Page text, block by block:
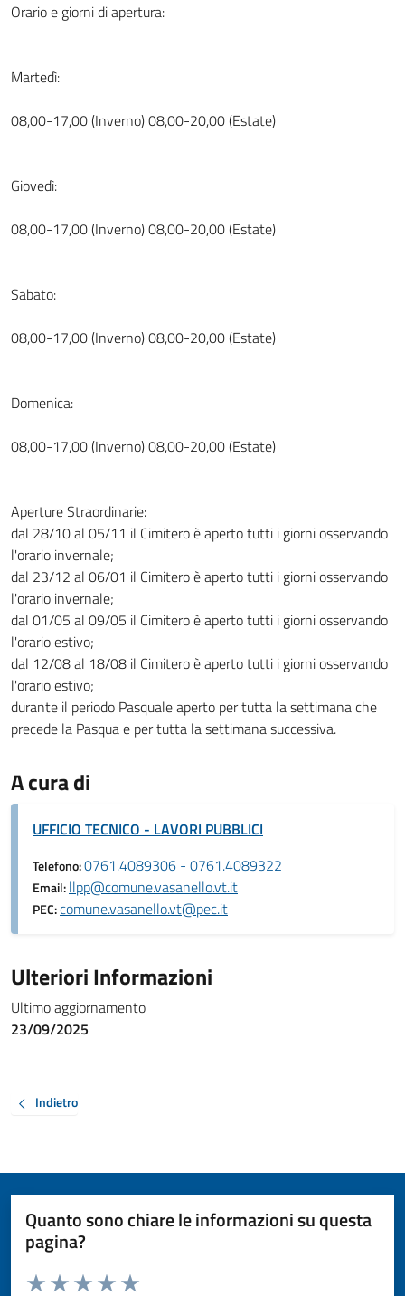
Orario e giorni di apertura:
Martedì:
08,00-17,00 (Inverno) 08,00-20,00 (Estate)
Giovedì:
08,00-17,00 (Inverno) 08,00-20,00 (Estate)
Sabato:
08,00-17,00 (Inverno) 08,00-20,00 (Estate)
Domenica:
08,00-17,00 (Inverno) 08,00-20,00 (Estate)
Aperture Straordinarie:
dal 28/10 al 05/11 il Cimitero è aperto tutti i giorni osservando
l'orario invernale;
dal 23/12 al 06/01 il Cimitero è aperto tutti i giorni osservando
l'orario invernale;
dal 01/05 al 09/05 il Cimitero è aperto tutti i giorni osservando
l'orario estivo;
dal 12/08 al 18/08 il Cimitero è aperto tutti i giorni osservando
l'orario estivo;
durante il periodo Pasquale aperto per tutta la settimana che
precede la Pasqua e per tutta la settimana successiva.
A cura di
UFFICIO TECNICO - LAVORI PUBBLICI
Telefono:0761.4089306 - 0761.4089322
Email:llpp@comune.vasanello.vt.it
PEC:comune.vasanello.vt@pec.it
Ulteriori Informazioni
Ultimo aggiornamento
23/09/2025
Indietro
Quanto sono chiare le informazioni su questa
pagina?
Valuta da 1 a 5 stelle la pagina